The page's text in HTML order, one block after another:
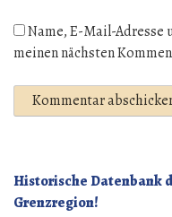
Name, E-Mail-Adresse
meinen nächsten
Historische Datenbank
Grenzregion!